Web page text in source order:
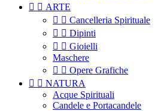
  ARTE
  Cancelleria Spirituale
  Dipinti
  Gioielli
Maschere
  Opere Grafiche
  NATURA
Acque Spirituali
Candele e Portacandele